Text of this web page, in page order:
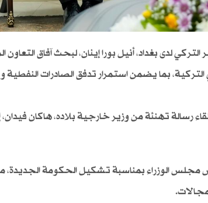
لدى بغداد، أنيل بورا إينان، لبحث آفاق
بما يضمن استمرار تدفق الصادرات
رسالة تهنئة من وزير خارجية بلاده، هاكان فيدان،
الوزراء بمناسبة تشكيل الحكومة الجديدة،